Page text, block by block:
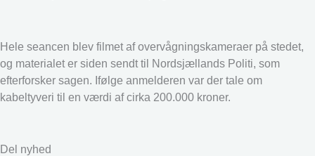
Hele seancen blev filmet af overvågningskameraer på stedet,
og materialet er siden sendt til Nordsjællands Politi, som
efterforsker sagen. Ifølge anmelderen var der tale om
kabeltyveri til en værdi af cirka 200.000 kroner.
Del nyhed